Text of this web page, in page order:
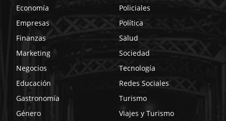
Economía
Empresas
Finanzas
Marketing
Negocios
Educación
Gastronomía
Género
Policiales
Política
Salud
Sociedad
Tecnología
Redes Sociales
Turismo
Viajes y Turismo